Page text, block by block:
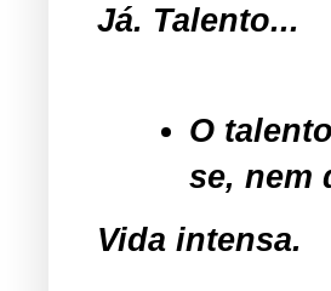
Já. Talento...
O
se, nem
Vida intensa.